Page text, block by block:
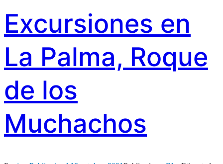
Excursiones en
La Palma, Roque
de los
Muchachos